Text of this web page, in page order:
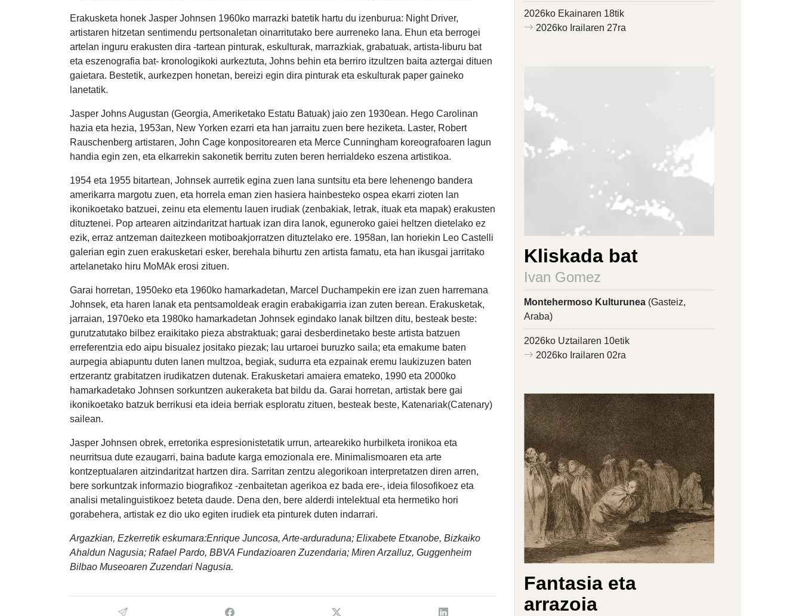
Erakusketa honek Jasper Johnsen 1960ko marrazki batetik hartu du izenburua: Night Driver,
artistaren hitzetan sentimendu pertsonaletan oinarritutako bere aurreneko lana. Ehun eta berrogei
artelan inguru erakusten dira -tartean pinturak, eskulturak, marrazkiak, grabatuak, artista-liburu bat
eta eszenografia bat- kronologikoki aurkeztuta, Johns behin eta berriro itzultzen baita aztergai dituen
gaietara. Bestetik, aurkezpen honetan, bereizi egin dira pinturak eta eskulturak paper gaineko
lanetatik.
Jasper Johns Augustan (Georgia, Ameriketako Estatu Batuak) jaio zen 1930ean. Hego Carolinan
hazia eta hezia, 1953an, New Yorken ezarri eta han jarraitu zuen bere heziketa. Laster, Robert
Rauschenberg artistaren, John Cage konpositorearen eta Merce Cunningham koreografoaren lagun
handia egin zen, eta elkarrekin sakonetik berritu zuten beren herrialdeko eszena artistikoa.
1954 eta 1955 bitartean, Johnsek aurretik egina zuen lana suntsitu eta bere lehenengo bandera
amerikarra margotu zuen, eta horrela eman zien hasiera hainbesteko ospea ekarri zioten lan
ikonikoetako batzuei, zeinu eta elementu lauen irudiak (zenbakiak, letrak, ituak eta mapak) erakusten
dituztenei. Pop artearen aitzindaritzat hartuak izan dira lanok, eguneroko gaiei heltzen dietelako ez
ezik, erraz antzeman daitezkeen motiboakjorratzen dituztelako ere. 1958an, lan horiekin Leo Castelli
galerian egin zuen erakusketari esker, berehala bihurtu zen artista famatu, eta han ikusgai jarritako
artelanetako hiru MoMAk erosi zituen.
Garai horretan, 1950eko eta 1960ko hamarkadetan, Marcel Duchampekin ere izan zuen harremana
Johnsek, eta haren lanak eta pentsamoldeak eragin erabakigarria izan zuten berean. Erakusketak,
jarraian, 1970eko eta 1980ko hamarkadetan Johnsek egindako lanak biltzen ditu, besteak beste:
gurutzatutako bilbez eraikitako pieza abstraktuak; garai desberdinetako beste artista batzuen
erreferentzia edo aipu bisualez jositako piezak; lau urtaroei buruzko saila; eta emakume baten
aurpegia abiapuntu duten lanen multzoa, begiak, sudurra eta ezpainak eremu laukizuzen baten
ertzerantz grabitatzen irudikatzen dutenak. Erakusketari amaiera emateko, 1990 eta 2000ko
hamarkadetako Johnsen sorkuntzen aukeraketa bat bildu da. Garai horretan, artistak bere gai
ikonikoetako batzuk berrikusi eta ideia berriak esploratu zituen, besteak beste, Katenariak(Catenary)
sailean.
Jasper Johnsen obrek, erretorika espresionistetatik urrun, artearekiko hurbilketa ironikoa eta
neurritsua dute ezaugarri, baina badute karga emozionala ere. Minimalismoaren eta arte
kontzeptualaren aitzindaritzat hartzen dira. Sarritan zentzu alegorikoan interpretatzen diren arren,
bere sorkuntzak informazio biografikoz -zenbaitetan agerikoa ez bada ere-, ideia filosofikoez eta
analisi metalinguistikoez beteta daude. Dena den, bere alderdi intelektual eta hermetiko hori
gorabehera, artistak ez dio uko egiten irudiek eta pinturek duten indarrari.
Argazkian, Ezkerretik eskumara:Enrique Juncosa, Arte-arduraduna; Elixabete Etxanobe, Bizkaiko
Ahaldun Nagusia; Rafael Pardo, BBVA Fundazioaren Zuzendaria; Miren Arzalluz, Guggenheim
Bilbao Museoaren Zuzendari Nagusia.
2026ko Ekainaren 18tik
2026ko Irailaren 27ra
Kliskada bat
Ivan Gomez
Montehermoso Kulturunea (Gasteiz,
Araba)
2026ko Uztailaren 10etik
2026ko Irailaren 02ra
Fantasia eta
arrazoia